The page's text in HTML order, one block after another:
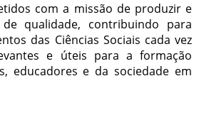
com a missão de produzir e
qualidade, contribuindo para
das Ciências Sociais cada vez
e úteis para a formação
educadores e da sociedade em